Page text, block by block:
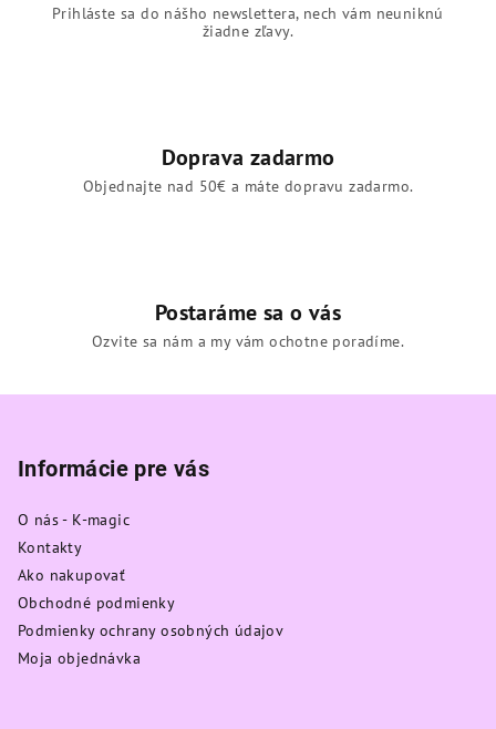
Prihláste sa do nášho newslettera, nech vám neuniknú
žiadne zľavy.
Doprava zadarmo
Objednajte nad 50€ a máte dopravu zadarmo.
Postaráme sa o vás
Ozvite sa nám a my vám ochotne poradíme.
Informácie pre vás
O nás - K-magic
Kontakty
Ako nakupovať
Obchodné podmienky
Podmienky ochrany osobných údajov
Moja objednávka